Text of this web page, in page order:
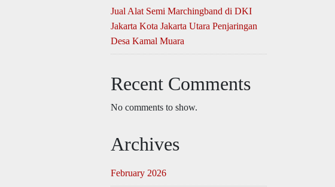
Jual Alat Semi Marchingband di DKI
Jakarta Kota Jakarta Utara Penjaringan
Desa Kamal Muara
Recent Comments
No comments to show.
Archives
February 2026